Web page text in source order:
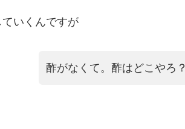
いくんですが
酢がなくて。酢はどこやろ？